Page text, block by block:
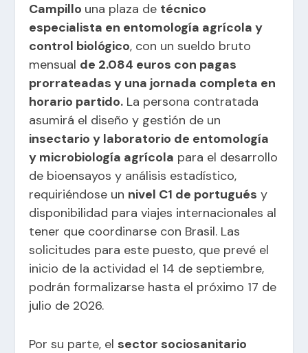
Campillo una plaza de técnico
especialista en entomología agrícola y
control biológico, con un sueldo bruto
mensual de 2.084 euros con pagas
prorrateadas y una jornada completa en
horario partido. La persona contratada
asumirá el diseño y gestión de un
insectario y laboratorio de entomología
y microbiología agrícola para el desarrollo
de bioensayos y análisis estadístico,
requiriéndose un nivel C1 de portugués y
disponibilidad para viajes internacionales al
tener que coordinarse con Brasil. Las
solicitudes para este puesto, que prevé el
inicio de la actividad el 14 de septiembre,
podrán formalizarse hasta el próximo 17 de
julio de 2026.
Por su parte, el sector sociosanitario